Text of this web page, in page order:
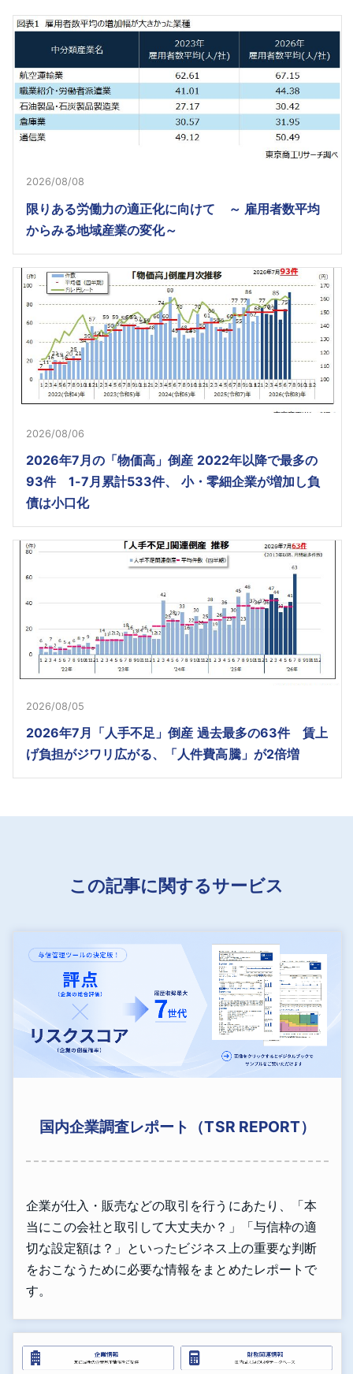
2026/08/08
限りある労働力の適正化に向けて ～ 雇用者数平均
からみる地域産業の変化～
2026/08/06
2026年7月の「物価高」倒産 2022年以降で最多の
93件 1-7月累計533件、 小・零細企業が増加し負
債は小口化
2026/08/05
2026年7月「人手不足」倒産 過去最多の63件 賃上
げ負担がジワリ広がる、「人件費高騰」が2倍増
この記事に関するサービス
国内企業調査レポート（TSR REPORT）
企業が仕入・販売などの取引を行うにあたり、「本
当にこの会社と取引して大丈夫か？」「与信枠の適
切な設定額は？」といったビジネス上の重要な判断
をおこなうために必要な情報をまとめたレポートで
す。